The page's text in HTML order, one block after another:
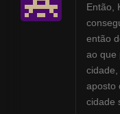
Então,
então
ao que
cidade,
aposto
cidade